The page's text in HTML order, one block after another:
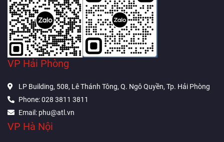
VP Hải Phòng
LP Building, 508, Lê Thánh Tông, Q. Ngô Quyền, Tp. Hải Phòng
Phone: 028 3811 3811
Email: phu@atl.vn
VP Hà Nội